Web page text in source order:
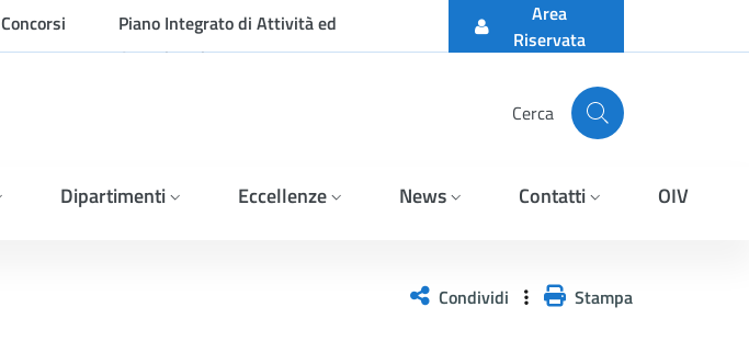
Concorsi
Piano Integrato di Attività ed
Organizzazione
Area
Riservata
Cerca
Dipartimenti Eccellenze News Contatti OIV
Condividi Stampa